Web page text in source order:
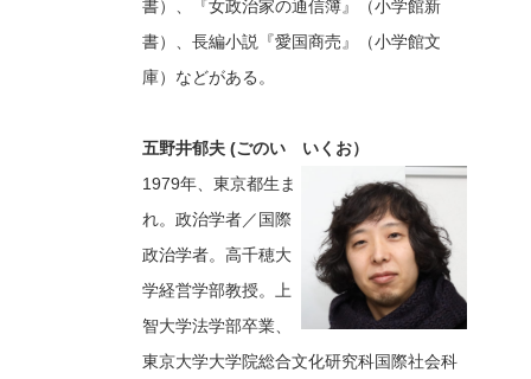
書）、『女政治家の通信簿』（小学館新
書）、長編小説『愛国商売』（小学館文
庫）などがある。
五野井郁夫 (ごのい いくお）
1979年、東京都生ま
れ。政治学者／国際
政治学者。高千穂大
学経営学部教授。上
智大学法学部卒業、
東京大学大学院総合文化研究科国際社会科